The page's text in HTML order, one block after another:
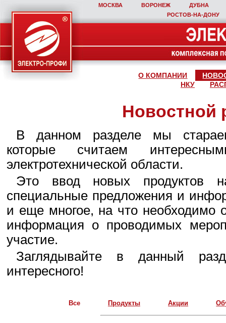
МОСКВА ВОРОНЕЖ
ДУБНА
РОСТОВ‑НА‑ДОНУ
О КОМПАНИИ
НКУ
Новостной
В данном разделе мы
которые считаем
электротехнической области.
Это ввод новых продуктов
специальные предложения и
и еще многое, на что необходимо
информация о проводимых
участие.
Заглядывайте в данный
интересного!
Все Продукты Акции